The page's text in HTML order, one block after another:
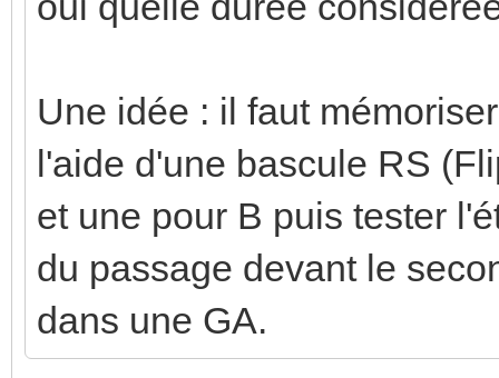
Une idée : il faut
l'aide d'une bascule RS
et une pour B puis tester
du passage devant le
dans une GA.